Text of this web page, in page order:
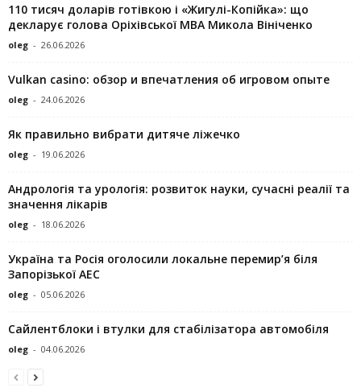
110 тисяч доларів готівкою і «Жигулі-Копійка»: що
декларує голова Оріхівської МВА Микола Вініченко
oleg - 26.06.2026
Vulkan casino: обзор и впечатления об игровом опыте
oleg - 24.06.2026
Як правильно вибрати дитяче ліжечко
oleg - 19.06.2026
Андрологія та урологія: розвиток науки, сучасні реалії та
значення лікарів
oleg - 18.06.2026
Україна та Росія оголосили локальне перемир’я біля
Запорізької АЕС
oleg - 05.06.2026
Сайлентблоки і втулки для стабілізатора автомобіля
oleg - 04.06.2026